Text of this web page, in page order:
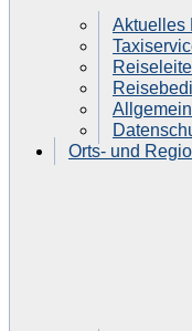
Aktuelles
Orts- und